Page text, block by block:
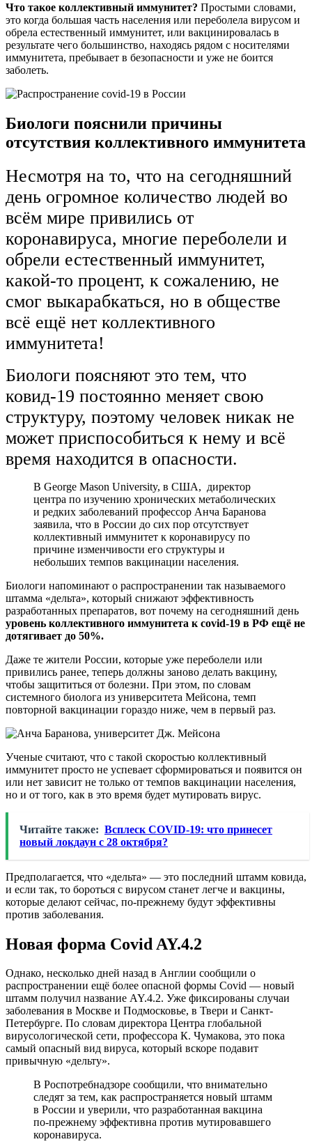
Что такое коллективный иммунитет? Простыми словами,
это когда большая часть населения или переболела вирусом и
обрела естественный иммунитет, или вакцинировалась в
результате чего большинство, находясь рядом с носителями
иммунитета, пребывает в безопасности и уже не боится
заболеть.
Биологи пояснили причины
отсутствия коллективного иммунитета
Несмотря на то, что на сегодняшний
день огромное количество людей во
всём мире привились от
коронавируса, многие переболели и
обрели естественный иммунитет,
какой-то процент, к сожалению, не
смог выкарабкаться, но в обществе
всё ещё нет коллективного
иммунитета!
Биологи поясняют это тем, что
ковид-19 постоянно меняет свою
структуру, поэтому человек никак не
может приспособиться к нему и всё
время находится в опасности.
В George Mason University, в США, директор
центра по изучению хронических метаболических
и редких заболеваний профессор Анча Баранова
заявила, что в России до сих пор отсутствует
коллективный иммунитет к коронавирусу по
причине изменчивости его структуры и
небольших темпов вакцинации населения.
Биологи напоминают о распространении так называемого
штамма «дельта», который снижают эффективность
разработанных препаратов, вот почему на сегодняшний день
уровень коллективного иммунитета к covid-19 в РФ ещё не
дотягивает до 50%.
Даже те жители России, которые уже переболели или
привились ранее, теперь должны заново делать вакцину,
чтобы защититься от болезни. При этом, по словам
системного биолога из университета Мейсона, темп
повторной вакцинации гораздо ниже, чем в первый раз.
Ученые считают, что с такой скоростью коллективный
иммунитет просто не успевает сформироваться и появится он
или нет зависит не только от темпов вакцинации населения,
но и от того, как в это время будет мутировать вирус.
Читайте также: Всплеск COVID-19: что принесет
новый локдаун с 28 октября?
Предполагается, что «дельта» — это последний штамм ковида,
и если так, то бороться с вирусом станет легче и вакцины,
которые делают сейчас, по-прежнему будут эффективны
против заболевания.
Новая форма Covid AY.4.2
Однако, несколько дней назад в Англии сообщили о
распространении ещё более опасной формы Covid — новый
штамм получил название AY.4.2. Уже фиксированы случаи
заболевания в Москве и Подмосковье, в Твери и Санкт-
Петербурге. По словам директора Центра глобальной
вирусологической сети, профессора К. Чумакова, это пока
самый опасный вид вируса, который вскоре подавит
привычную «дельту».
В Роспотребнадзоре сообщили, что внимательно
следят за тем, как распространяется новый штамм
в России и уверили, что разработанная вакцина
по-прежнему эффективна против мутировавшего
коронавируса.